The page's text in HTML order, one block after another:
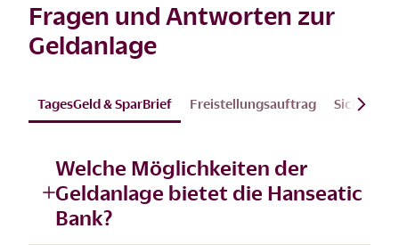
Fragen und Antworten zur
Geldanlage
TagesGeld & SparBrief Freistellungsauftrag Sicherheit
Welche Möglichkeiten der
Geldanlage bietet die Hanseatic
Bank?